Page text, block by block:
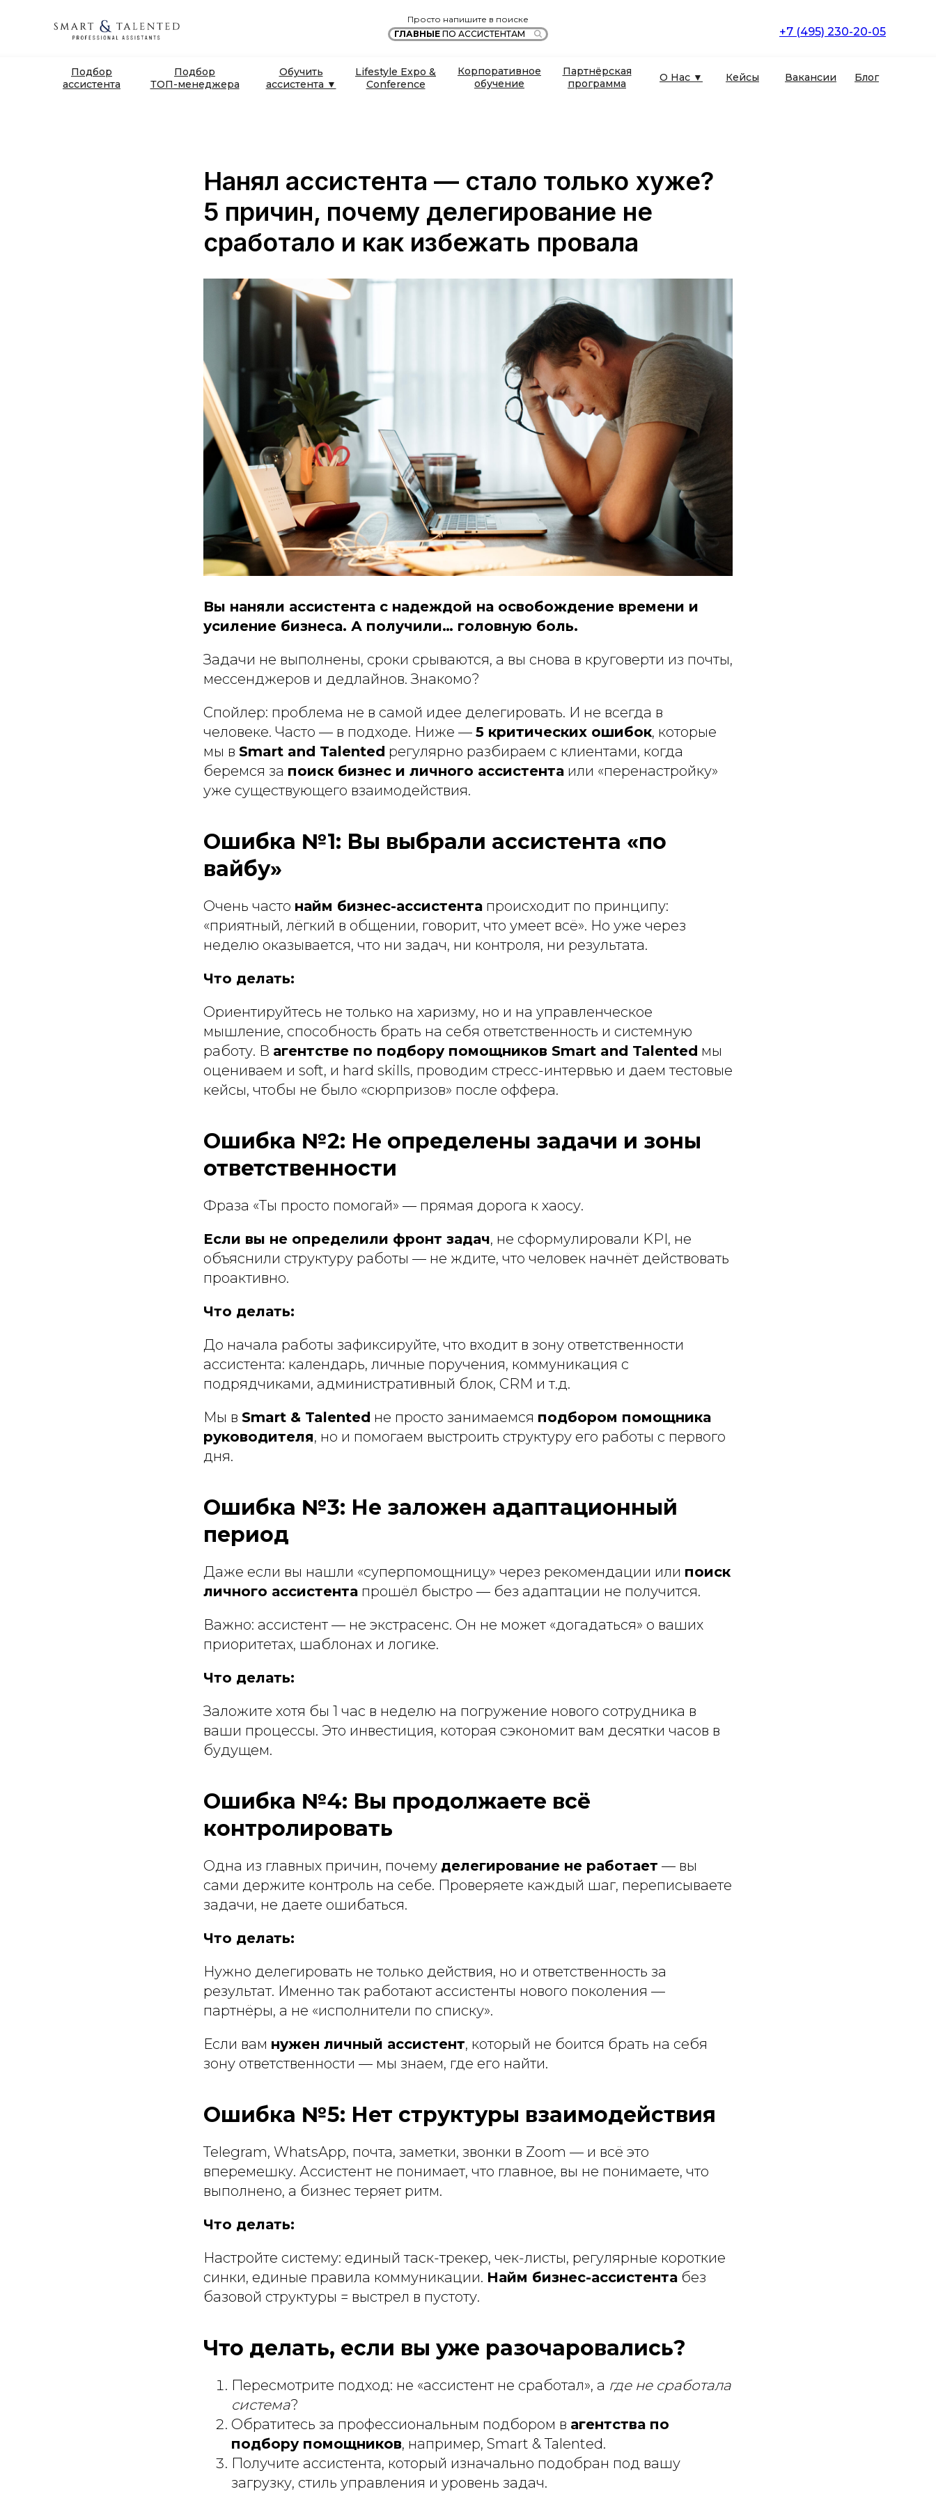
+7 (495) 230-20-05
Подбор
ассистента
Корпоративное
обучение
О Нас ▼ Кейсы
Обучить
ассистента ▼
Партнёрская
программа
Вакансии Блог
Просто напишите в поиске
ГЛАВНЫЕ ПО АССИСТЕНТАМ
Подбор
ТОП-менеджера
Lifestyle Expo &
Conference
Нанял ассистента — стало только хуже?
5 причин, почему делегирование не
сработало и как избежать провала
Вы наняли ассистента с надеждой на освобождение времени и
усиление бизнеса. А получили… головную боль.
Задачи не выполнены, сроки срываются, а вы снова в круговерти из почты,
мессенджеров и дедлайнов. Знакомо?
Спойлер: проблема не в самой идее делегировать. И не всегда в
человеке. Часто — в подходе. Ниже — 5 критических ошибок, которые
мы в Smart and Talented регулярно разбираем с клиентами, когда
беремся за поиск бизнес и личного ассистента или «перенастройку»
уже существующего взаимодействия.
Ошибка №1: Вы выбрали ассистента «по
вайбу»
Очень часто найм бизнес-ассистента происходит по принципу:
«приятный, лёгкий в общении, говорит, что умеет всё». Но уже через
неделю оказывается, что ни задач, ни контроля, ни результата.
Что делать:
Ориентируйтесь не только на харизму, но и на управленческое
мышление, способность брать на себя ответственность и системную
работу. В агентстве по подбору помощников Smart and Talented мы
оцениваем и soft, и hard skills, проводим стресс-интервью и даем тестовые
кейсы, чтобы не было «сюрпризов» после оффера.
Ошибка №2: Не определены задачи и зоны
ответственности
Фраза «Ты просто помогай» — прямая дорога к хаосу.
Если вы не определили фронт задач, не сформулировали KPI, не
объяснили структуру работы — не ждите, что человек начнёт действовать
проактивно.
Что делать:
До начала работы зафиксируйте, что входит в зону ответственности
ассистента: календарь, личные поручения, коммуникация с
подрядчиками, административный блок, CRM и т.д.
Мы в Smart & Talented не просто занимаемся подбором помощника
руководителя, но и помогаем выстроить структуру его работы с первого
дня.
Ошибка №3: Не заложен адаптационный
период
Даже если вы нашли «суперпомощницу» через рекомендации или поиск
личного ассистента прошёл быстро — без адаптации не получится.
Важно: ассистент — не экстрасенс. Он не может «догадаться» о ваших
приоритетах, шаблонах и логике.
Что делать:
Заложите хотя бы 1 час в неделю на погружение нового сотрудника в
ваши процессы. Это инвестиция, которая сэкономит вам десятки часов в
будущем.
Ошибка №4: Вы продолжаете всё
контролировать
Одна из главных причин, почему делегирование не работает — вы
сами держите контроль на себе. Проверяете каждый шаг, переписываете
задачи, не даете ошибаться.
Что делать:
Нужно делегировать не только действия, но и ответственность за
результат. Именно так работают ассистенты нового поколения —
партнёры, а не «исполнители по списку».
Если вам нужен личный ассистент, который не боится брать на себя
зону ответственности — мы знаем, где его найти.
Ошибка №5: Нет структуры взаимодействия
Telegram, WhatsApp, почта, заметки, звонки в Zoom — и всё это
вперемешку. Ассистент не понимает, что главное, вы не понимаете, что
выполнено, а бизнес теряет ритм.
Что делать:
Настройте систему: единый таск-трекер, чек-листы, регулярные короткие
синки, единые правила коммуникации. Найм бизнес-ассистента без
базовой структуры = выстрел в пустоту.
Что делать, если вы уже разочаровались?
Пересмотрите подход: не «ассистент не сработал», а где не сработала
система?
Обратитесь за профессиональным подбором в агентства по
подбору помощников, например, Smart & Talented.
Получите ассистента, который изначально подобран под вашу
загрузку, стиль управления и уровень задач.